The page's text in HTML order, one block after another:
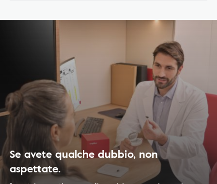
Se avete qualche dubbio, non
aspettate.